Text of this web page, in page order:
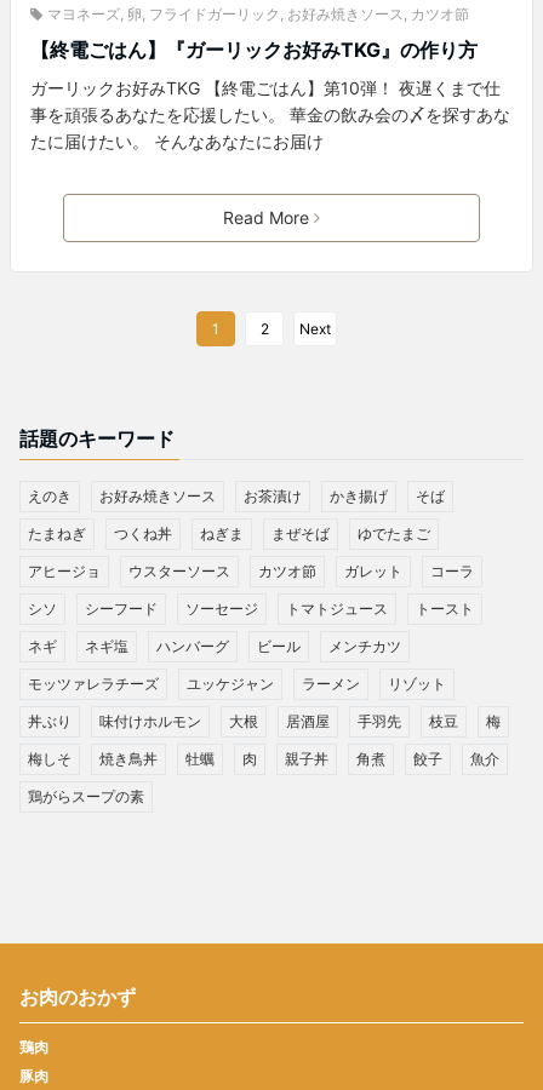
マヨネーズ, 卵, フライドガーリック , お好み焼きソース, カツオ節
【終電ごはん】『ガーリックお好みTKG』の作り方
ガーリックお好みTKG 【終電ごはん】第10弾！ 夜遅くまで仕
事を頑張るあなたを応援したい。 華金の飲み会の〆を探すあな
たに届けたい。 そんなあなたにお届け
Read More
1 2 Next
話題のキーワード
えのき お好み焼きソース お茶漬け かき揚げ そば
たまねぎ つくね丼 ねぎま まぜそば ゆでたまご
アヒージョ ウスターソース カツオ節 ガレット コーラ
シソ シーフード ソーセージ トマトジュース トースト
ネギ ネギ塩 ハンバーグ ビール メンチカツ
モッツァレラチーズ ユッケジャン ラーメン リゾット
丼ぶり 味付けホルモン 大根 居酒屋 手羽先 枝豆 梅
梅しそ 焼き鳥丼 牡蠣 肉 親子丼 角煮 餃子 魚介
鶏がらスープの素
お肉のおかず
鶏肉
豚肉